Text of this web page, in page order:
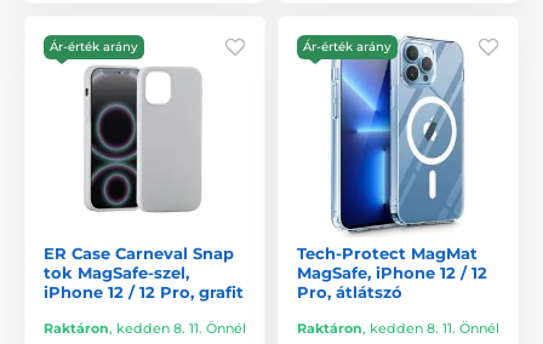
Ár-érték arány
ER Case Carneval Snap
tok MagSafe-szel,
iPhone 12 / 12 Pro, grafit
Raktáron, kedden 8. 11. Önnél
Ár-érték arány
Tech-Protect MagMat
MagSafe, iPhone 12 / 12
Pro, átlátszó
Raktáron, kedden 8. 11. Önnél